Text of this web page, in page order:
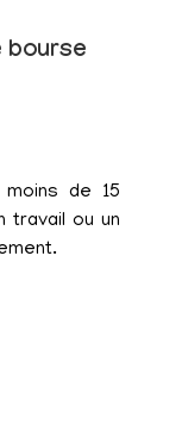
bourse
de 15
travail ou un